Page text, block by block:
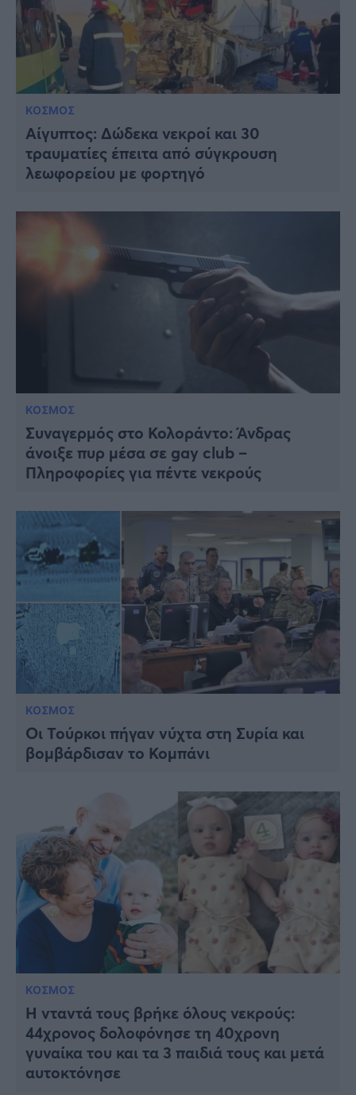
ΚΟΣΜΟΣ
Αίγυπτος: Δώδεκα νεκροί και 30
τραυματίες έπειτα από σύγκρουση
λεωφορείου με φορτηγό
ΚΟΣΜΟΣ
Συναγερμός στο Κολοράντο: Άνδρας
άνοιξε πυρ μέσα σε gay club –
Πληροφορίες για πέντε νεκρούς
ΚΟΣΜΟΣ
Οι Τούρκοι πήγαν νύχτα στη Συρία και
βομβάρδισαν το Κομπάνι
ΚΟΣΜΟΣ
Η νταντά τους βρήκε όλους νεκρούς:
44χρονος δολοφόνησε τη 40χρονη
γυναίκα του και τα 3 παιδιά τους και μετά
αυτοκτόνησε